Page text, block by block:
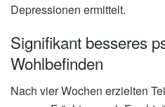
Depressionen ermittelt.
Signifikant besseres
Wohlbefinden
Nach vier Wochen erzielten